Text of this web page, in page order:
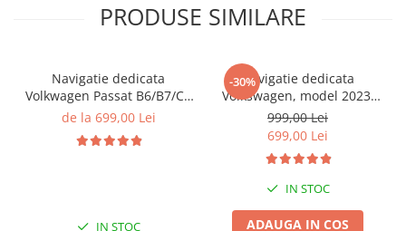
PRODUSE SIMILARE
Navigatie dedicata
Volkwagen Passat B6/B7/CC
Gri, 4GB RAM 64GB ROM,
Display QLED 10", DSP,
de la 699,00 Lei
IN STOC
-30%Navigatie dedicata
Volkswagen, model 2023,
4GB RAM 64GB ROM,
Quadcore, Android 14,
Carplay&Android Auto,
Suport camere AHD
999,00 Lei
699,00 Lei
IN STOC
ADAUGA IN COS